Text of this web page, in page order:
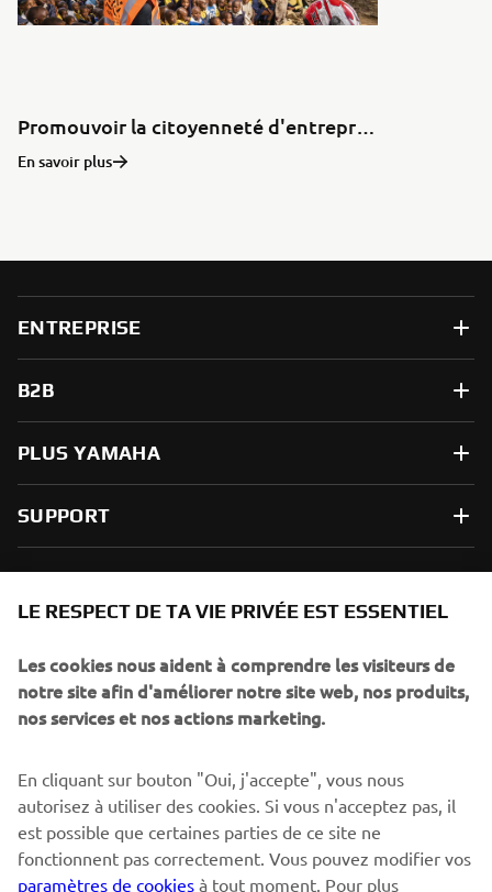
Promouvoir la citoyenneté d'entreprise
En savoir plus
ENTREPRISE
B2B
PLUS YAMAHA
SUPPORT
spéciaux, les lancements de produits, etc.
S'ABONNER
Lisez notre politique de confidentialité pour savoir comment
nous traitons vos données personnelles : Politique de
Confidentialité
LE RESPECT DE TA VIE PRIVÉE EST ESSENTIEL
Les cookies nous aident à comprendre les visiteurs de
notre site afin d'améliorer notre site web, nos produits,
nos services et nos actions marketing.
En cliquant sur bouton "Oui, j'accepte", vous nous
autorisez à utiliser des cookies. Si vous n'acceptez pas, il
est possible que certaines parties de ce site ne
fonctionnent pas correctement. Vous pouvez modifier vos
paramètres de cookies à tout moment. Pour plus